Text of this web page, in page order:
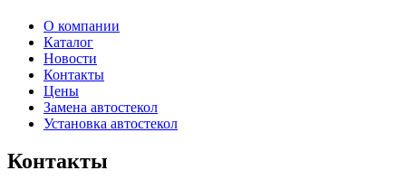
О компании
Каталог
Новости
Контакты
Цены
Замена автостекол
Установка автостекол
Контакты